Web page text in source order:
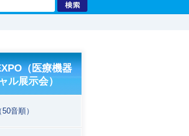
（医療機器
ル展示会）
音順）